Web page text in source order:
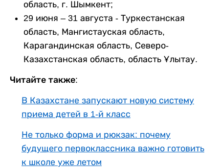
область, г. Шымкент;
29 июня – 31 августа - Туркестанская
область, Мангистауская область,
Карагандинская область, Северо-
Казахстанская область, область Ұлытау.
Читайте также:
В Казахстане запускают новую систему
приема детей в 1-й класс
Не только форма и рюкзак: почему
будущего первоклассника важно готовить
к школе уже летом